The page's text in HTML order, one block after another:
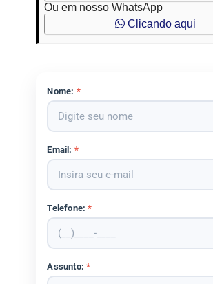
Ou em nosso WhatsApp
Clicando aqui
Nome: *
Email: *
Telefone:*
Assunto:*